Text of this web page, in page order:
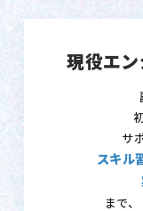
現役エ
サ
スキル
まで、